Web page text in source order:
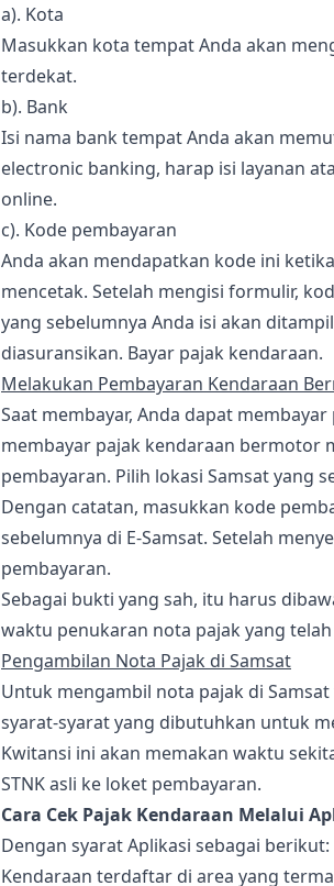
a). Kota
Masukkan kota tempat Anda akan
terdekat.
b). Bank
Isi nama bank tempat Anda akan
electronic banking, harap isi layanan
online.
c). Kode pembayaran
Anda akan mendapatkan kode ini
mencetak. Setelah mengisi formulir,
yang sebelumnya Anda isi akan
diasuransikan. Bayar pajak kendaraan.
Melakukan Pembayaran Kendaraan
Saat membayar, Anda dapat
membayar pajak kendaraan bermotor
pembayaran. Pilih lokasi Samsat yang
Dengan catatan, masukkan kode
sebelumnya di E-Samsat. Setelah
pembayaran.
Sebagai bukti yang sah, itu harus
waktu penukaran nota pajak yang
Pengambilan Nota Pajak di Samsat
Untuk mengambil nota pajak di
syarat-syarat yang dibutuhkan untuk
Kwitansi ini akan memakan waktu
STNK asli ke loket pembayaran.
Cara Cek Pajak Kendaraan Melalui
Dengan syarat Aplikasi sebagai berikut:
Kendaraan terdaftar di area yang